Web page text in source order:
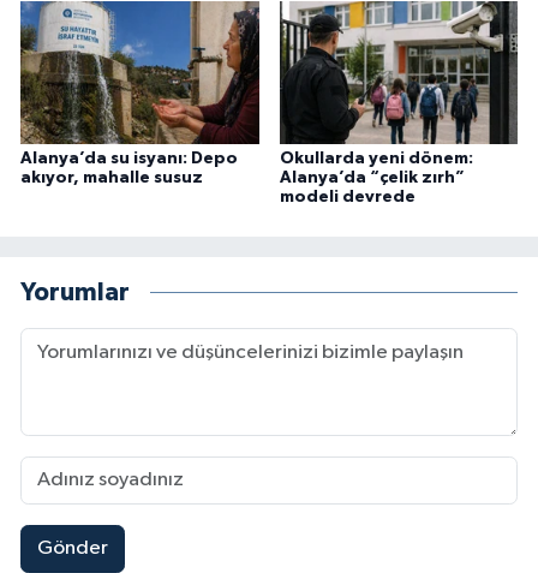
Alanya’da su isyanı: Depo
akıyor, mahalle susuz
Okullarda yeni dönem:
Alanya’da “çelik zırh”
modeli devrede
Yorumlar
Gönder